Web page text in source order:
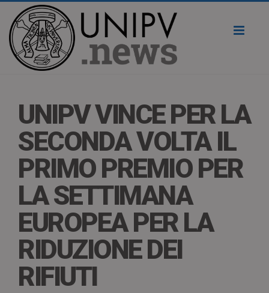
UNIPV VINCE PER LA
SECONDA VOLTA IL
PRIMO PREMIO PER
LA SETTIMANA
EUROPEA PER LA
RIDUZIONE DEI
RIFIUTI